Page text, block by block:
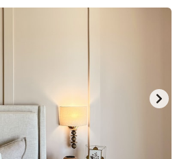
dates.